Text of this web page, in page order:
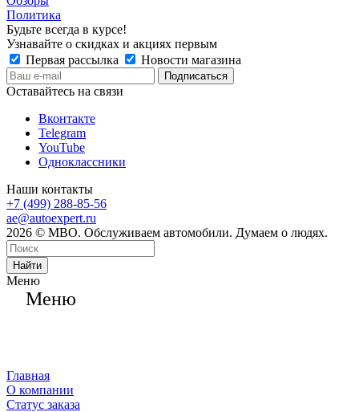
Политика
Будьте всегда в курсе!
Узнавайте о скидках и акциях первым
Первая рассылка
Новости магазина
Оставайтесь на связи
Вконтакте
Telegram
YouTube
Одноклассники
Наши контакты
+7 (499) 288-85-56
ae@autoexpert.ru
2026 © МВО. Обслуживаем автомобили. Думаем о людях.
Найти
Меню
Меню
Главная
О компании
Статус заказа